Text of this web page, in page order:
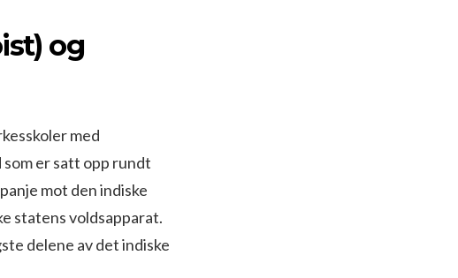
og
med
er satt opp rundt
mot den indiske
statens voldsapparat.
delene av det indiske